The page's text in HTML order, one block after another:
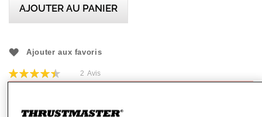
AJOUTER AU PANIER
Ajouter aux favoris
Évaluation:
90
% of100
2 Avis